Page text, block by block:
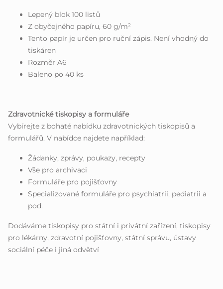
Lepený blok 100 listů
Z obyčejného papíru, 60 g/m²
Tento papír je určen pro ruční zápis. Není vhodný do
tiskáren
Rozměr A6
Baleno po 40 ks
Zdravotnické tiskopisy a formuláře
Vybírejte z bohaté nabídku zdravotnických tiskopisů a
formulářů. V nabídce najdete například:
Žádanky, zprávy, poukazy, recepty
Vše pro archivaci
Formuláře pro pojišťovny
Specializované formuláře pro psychiatrii, pediatrii a
pod.
Dodáváme tiskopisy pro státní i privátní zařízení, tiskopisy
pro lékárny, zdravotní pojišťovny, státní správu, ústavy
sociální péče i jiná odvětví